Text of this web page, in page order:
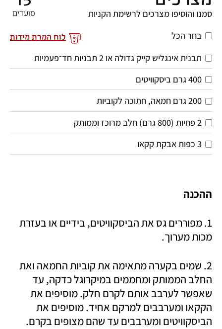
סועדים
לוח המרת מידות
סמנו והוסיפו מצרכים לרשימת הקניות
בחר הכל
תבנית אינגליש קייק גדולה או 2 תבניות חד־פעמיות
400 גרם ביסקוויטים
200 גרם חמאה, חתוכה לקוביות
2 פחיות (800 גרם) חלב מרוכז וממותק
3 כפות אבקת קקאו
ההכנה
מכות מערוך.
הביסקוויטים ומערבבים עד שהם מצופים בקרם.